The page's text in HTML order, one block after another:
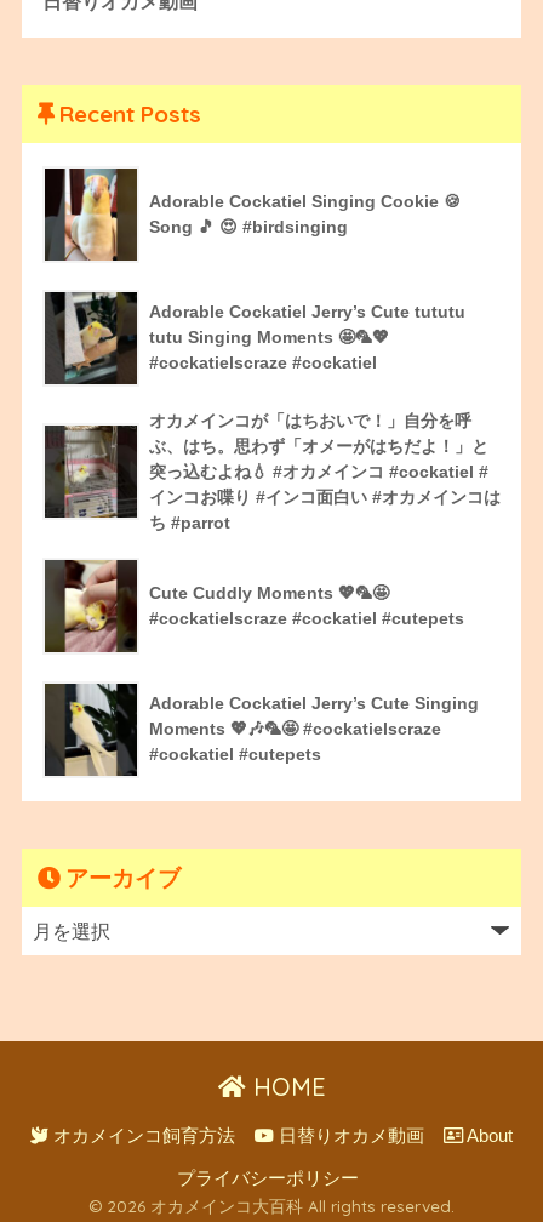
Recent Posts
Adorable Cockatiel Singing Cookie 🍪
Song 🎵 😍 #birdsinging
Adorable Cockatiel Jerry’s Cute tututu
tutu Singing Moments 🤩🦜💖
#cockatielscraze #cockatiel
オカメインコが「はちおいで！」自分を呼
ぶ、はち。思わず「オメーがはちだよ！」と
突っ込むよね💧 #オカメインコ #cockatiel #
インコお喋り #インコ面白い #オカメインコは
ち #parrot
Cute Cuddly Moments 💖🦜🤩
#cockatielscraze #cockatiel #cutepets
Adorable Cockatiel Jerry’s Cute Singing
Moments 💖🎶🦜🤩 #cockatielscraze
#cockatiel #cutepets
アーカイブ
HOME
オカメインコ飼育方法 日替りオカメ動画 About
プライバシーポリシー
© 2026 オカメインコ大百科 All rights reserved.